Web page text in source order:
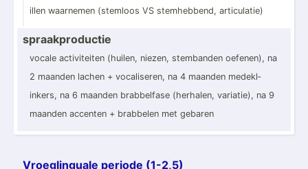
illen waarnemen (stemloos VS stemhe­bbend, articu­latie)
spraak­pro­ductie
vocale activi­teiten (huilen, niezen, stembanden oefenen), na
2 maanden lachen + vocali­seren, na 4 maanden medekl­
inkers, na 6 maanden brabbe­lfase (herhalen, variatie), na 9
maanden accenten + brabbelen met gebaren
Vroegl­inguale periode (1-2,5)